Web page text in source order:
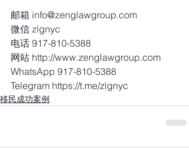
邮箱 info@zenglawgroup.com
微信 zlgnyc
电话 917-810-5388
网站 http://www.zenglawgroup.com
WhatsApp 917-810-5388
Telegram https://t.me/zlgnyc
移民成功案例